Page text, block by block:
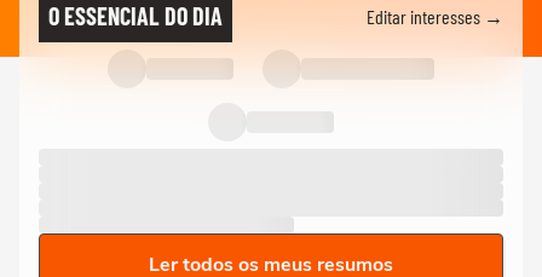
O ESSENCIAL DO DIA Editar interesses →
Ler todos os meus resumos